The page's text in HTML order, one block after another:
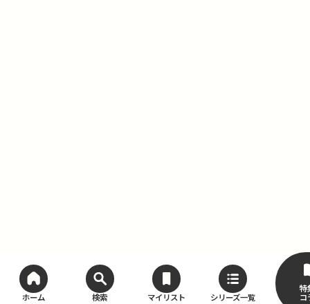
ホーム 検索 マイリスト シリーズ一覧
特
コ